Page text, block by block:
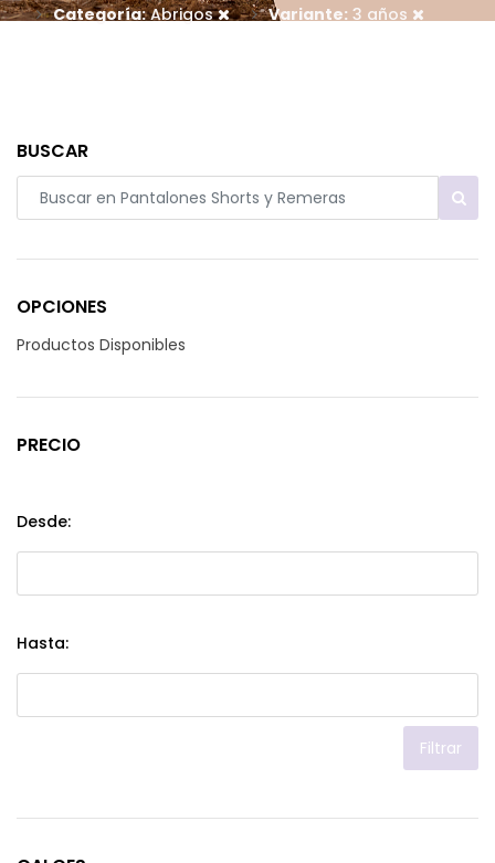
Categoría:Abrigos Variante: 3 años
BUSCAR
OPCIONES
Productos Disponibles
PRECIO
Desde:
Hasta:
Filtrar